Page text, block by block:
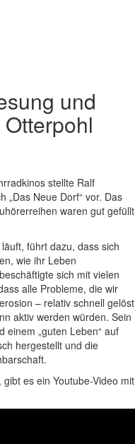
und
stellte Ralf
„Das Neue Dorf“ vor. Das
waren gut gefüllt
führt dazu, dass sich
wie ihr Leben
sich mit vielen
alle Probleme, die wir
– relativ schnell gelöst
aktiv werden würden. Sein
einem „guten Leben“ auf
hergestellt und die
es ein Youtube-Video mit